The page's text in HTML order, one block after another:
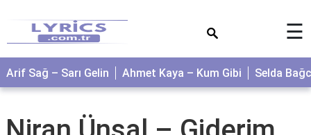
☰
Arif Sağ – Sarı Gelin Ahmet Kaya – Kum Gibi Selda